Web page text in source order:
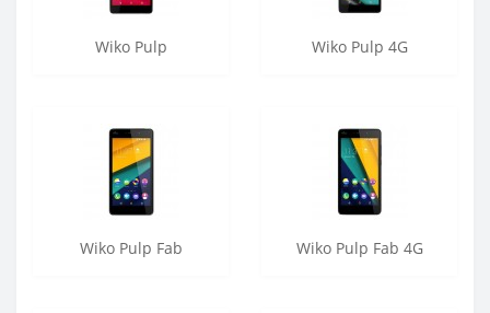
Wiko Pulp Wiko Pulp 4G
Wiko Pulp Fab Wiko Pulp Fab 4G